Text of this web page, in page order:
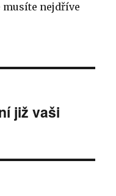
musíte nejdříve
již vaši